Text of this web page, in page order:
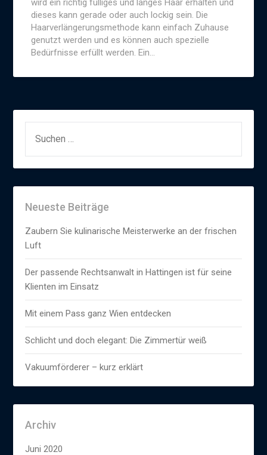
wird ein richtig fülliges und langes Haar erhalten und
dieses kann gerade oder auch lockig sein. Die
Haarverlängerungsmethode kann einfach Zuhause
genutzt werden und es können auch spezielle
Bedürfnisse erfüllt werden. Ein…
NACH:
Neueste Beiträge
Zaubern Sie kulinarische Meisterwerke an der frischen
Luft
Der passende Rechtsanwalt in Hattingen ist für seine
Klienten im Einsatz
Mit einem Pass ganz Wien entdecken
Schlicht und doch elegant: Die Zimmertür weiß
Vakuumförderer – kurz erklärt
Archiv
Juni 2020